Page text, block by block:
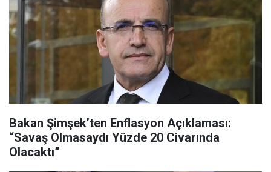
Bakan Şimşek’ten Enflasyon Açıklaması:
“Savaş Olmasaydı Yüzde 20 Civarında
Olacaktı”